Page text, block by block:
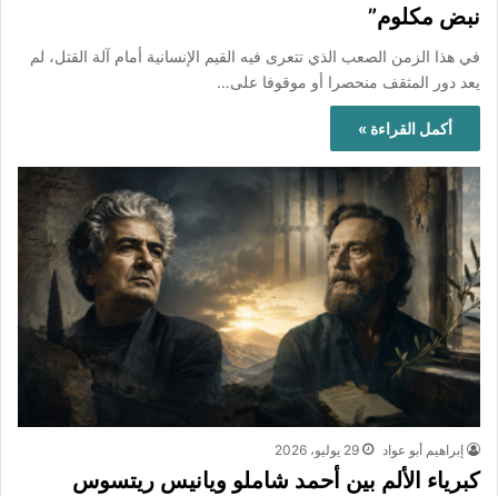
نبض مكلوم”
في هذا الزمن الصعب الذي تتعرى فيه القيم الإنسانية أمام آلة القتل، لم
يعد دور المثقف منحصرا أو موقوفا على…
أكمل القراءة »
إبراهيم أبو عواد 29 يوليو، 2026
كبرياء الألم بين أحمد شاملو ويانيس ريتسوس